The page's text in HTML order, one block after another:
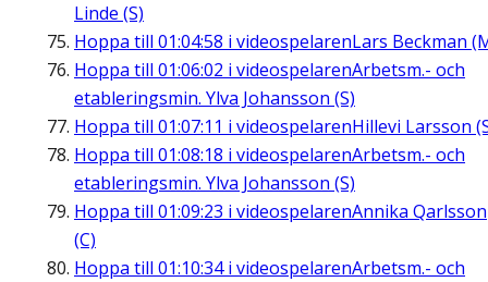
Linde (S)
Hoppa till 01:04:58 i videospelarenLars Beckman
Hoppa till 01:06:02 i videospelarenArbetsm.- och
etableringsmin. Ylva Johansson (S)
Hoppa till 01:07:11 i videospelarenHillevi Larsson
Hoppa till 01:08:18 i videospelarenArbetsm.- och
etableringsmin. Ylva Johansson (S)
Hoppa till 01:09:23 i videospelarenAnnika Qarlsson
(C)
Hoppa till 01:10:34i videospelarenArbetsm.- och